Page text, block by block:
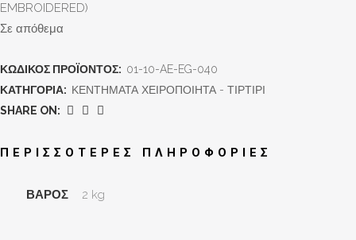
EMBROIDERED)
Σε απόθεμα
ΚΩΔΙΚΌΣ ΠΡΟΪΌΝΤΟΣ: 01-10-AE-EG-040
ΚΑΤΗΓΟΡΊΑ: ΚΕΝΤΗΜΑΤΑ ΧΕΙΡΟΠΟΙΗΤΑ - ΤΙΡΤΙΡΙ
SHARE ON:
ΠΕΡΙΣΣΌΤΕΡΕΣ ΠΛΗΡΟΦΟΡΊΕΣ
ΒΆΡΟΣ 2 kg